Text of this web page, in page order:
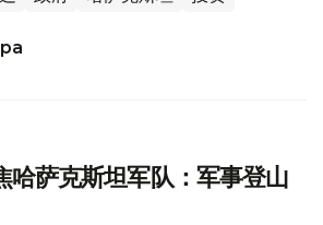
哈萨克斯坦军队：军事登山